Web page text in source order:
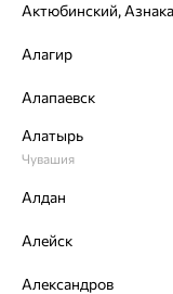
Изделие недоступно
Описание
Вид изделия:
Вес:4.43
Металл:
Страна
Цвет вставки:
Алагир
Алапаевск
Алатырь
Чувашия
Алдан
Алейск
Александров